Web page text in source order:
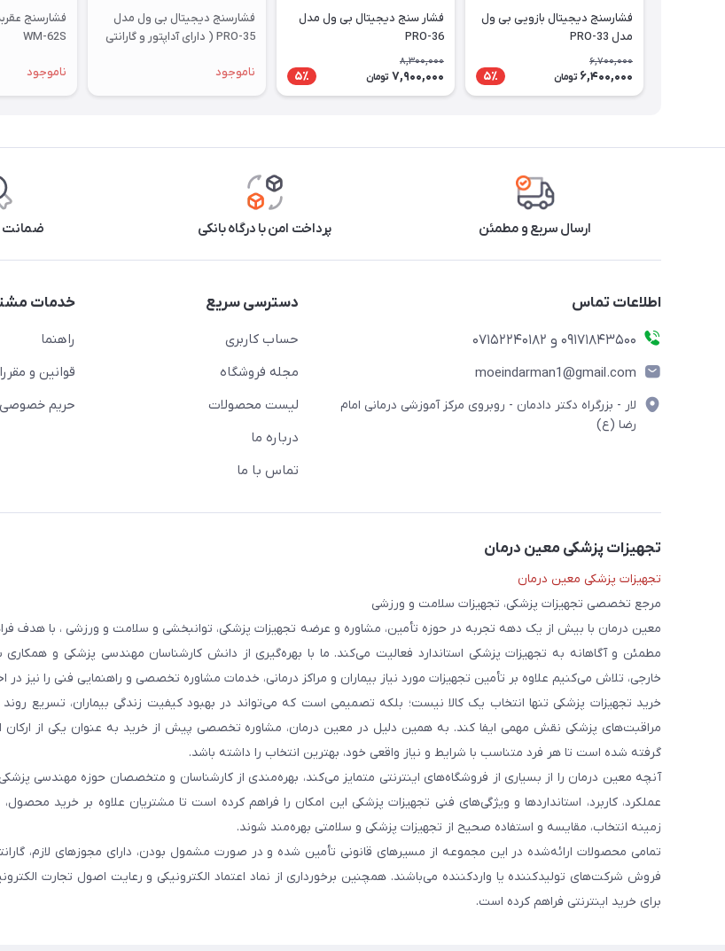
فشارسنج دیجیتال بازویی بی ول
مدل PRO-33
6,700,000
6,400,000 تومان 5٪
فشار سنج دیجیتال بی ول مدل
PRO-36
8,300,000
7,900,000 تومان 5٪
فشارسنج دیجیتال بی ول مدل
PRO-35 ( دارای آداپتور و گارانتی
ناموجود
فشارسنج
WM-62S
ناموجود
ارسال سریع و مطمئن پرداخت امن با درگاه بانکی ضمانت
اطلاعات تماس
09171843500 و 07152240182
moeindarman1@gmail.com
لار - بزرگراه دکتر دادمان - روبروی مرکز آموزشی درمانی امام
رضا (ع)
دسترسی سریع
حساب کاربری
مجله فروشگاه
لیست محصولات
درباره ما
تماس با ما
خدمات
راهنما
قوانین و
حریم خصوصی
تجهیزات پزشکی معین درمان
تجهیزات پزشکی معین درمان
مرجع تخصصی تجهیزات پزشکی، تجهیزات سلامت و ورزشی
معین درمان با بیش از یک دهه تجربه در حوزه تأمین، مشاوره و عرضه تجهیزات پزشکی، توانبخشی و سلامت و ورزشی ، با هدف
مطمئن و آگاهانه به تجهیزات پزشکی استاندارد فعالیت می‌کند. ما با بهره‌گیری از دانش کارشناسان مهندسی پزشکی و همکاری
خارجی، تلاش می‌کنیم علاوه بر تأمین تجهیزات مورد نیاز بیماران و مراکز درمانی، خدمات مشاوره تخصصی و راهنمایی فنی را نیز در
خرید تجهیزات پزشکی تنها انتخاب یک کالا نیست؛ بلکه تصمیمی است که می‌تواند در بهبود کیفیت زندگی بیماران، تسریع
مراقبت‌های پزشکی نقش مهمی ایفا کند. به همین دلیل در معین درمان، مشاوره تخصصی پیش از خرید به عنوان یکی از
گرفته شده است تا هر فرد متناسب با شرایط و نیاز واقعی خود، بهترین انتخاب را داشته باشد.
آنچه معین درمان را از بسیاری از فروشگاه‌های اینترنتی متمایز می‌کند، بهره‌مندی از کارشناسان و متخصصان حوزه مهندسی
عملکرد، کاربرد، استانداردها و ویژگی‌های فنی تجهیزات پزشکی این امکان را فراهم کرده است تا مشتریان علاوه بر خرید
زمینه انتخاب، مقایسه و استفاده صحیح از تجهیزات پزشکی و سلامتی بهره‌مند شوند.
تمامی محصولات ارائه‌شده در این مجموعه از مسیرهای قانونی تأمین شده و در صورت مشمول بودن، دارای مجوزهای لازم،
فروش شرکت‌های تولیدکننده یا واردکننده می‌باشند. همچنین برخورداری از نماد اعتماد الکترونیکی و رعایت اصول تجارت
برای خرید اینترنتی فراهم کرده است.